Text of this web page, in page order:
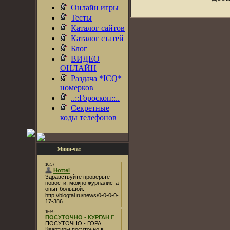
Онлайн игры
Тесты
Каталог сайтов
Каталог статей
Блог
ВИДЕО
ОНЛАЙН
Раздача *ICQ*
номерков
..::Гороскоп::..
Секретные
коды телефонов
Мини-чат